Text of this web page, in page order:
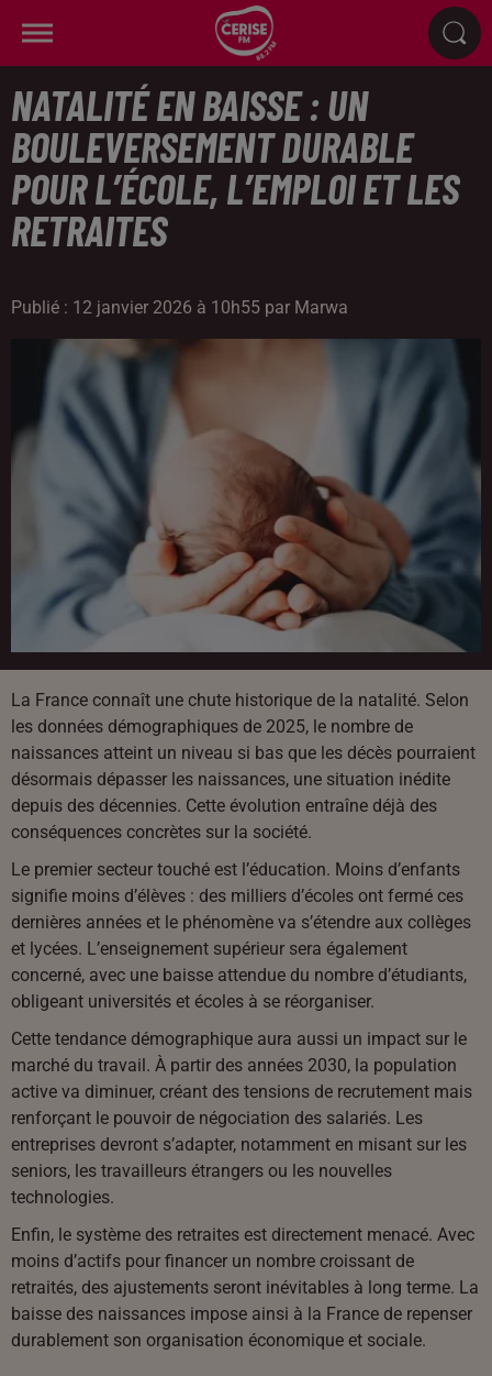
NATALITÉ EN BAISSE : UN
BOULEVERSEMENT DURABLE
POUR L’ÉCOLE, L’EMPLOI ET LES
RETRAITES
Publié : 12 janvier 2026 à 10h55 par Marwa
La France connaît une chute historique de la natalité. Selon
les données démographiques de 2025, le nombre de
naissances atteint un niveau si bas que les décès pourraient
désormais dépasser les naissances, une situation inédite
depuis des décennies. Cette évolution entraîne déjà des
conséquences concrètes sur la société.
Le premier secteur touché est l’éducation. Moins d’enfants
signifie moins d’élèves : des milliers d’écoles ont fermé ces
dernières années et le phénomène va s’étendre aux collèges
et lycées. L’enseignement supérieur sera également
concerné, avec une baisse attendue du nombre d’étudiants,
obligeant universités et écoles à se réorganiser.
Cette tendance démographique aura aussi un impact sur le
marché du travail. À partir des années 2030, la population
active va diminuer, créant des tensions de recrutement mais
renforçant le pouvoir de négociation des salariés. Les
entreprises devront s’adapter, notamment en misant sur les
seniors, les travailleurs étrangers ou les nouvelles
technologies.
Enfin, le système des retraites est directement menacé. Avec
moins d’actifs pour financer un nombre croissant de
retraités, des ajustements seront inévitables à long terme. La
baisse des naissances impose ainsi à la France de repenser
durablement son organisation économique et sociale.